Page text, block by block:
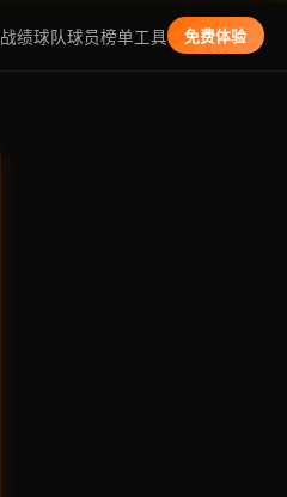
战绩球队球员榜单工具 免费体验